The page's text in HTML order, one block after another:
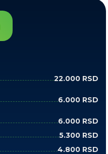
22.000 RSD
6.000 RSD
6.000 RSD
5.300 RSD
4.800 RSD